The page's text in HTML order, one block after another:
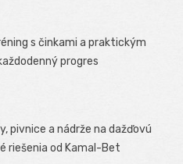
s činkami a praktickým
progres
pivnice a nádrže na dažďovú
riešenia od Kamal-Bet